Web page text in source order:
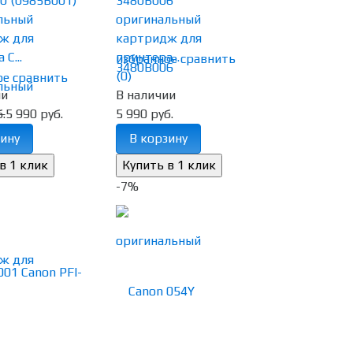
сравнить
для
C...
5 990 руб.
избранное сравнить
оригинальный
картридж для
принтера...
(0)
В наличии
5 990 руб.
В корзину
-7%